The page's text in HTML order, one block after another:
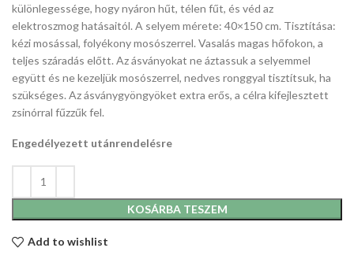
különlegessége, hogy nyáron hűt, télen fűt, és véd az
elektroszmog hatásaitól. A selyem mérete: 40×150 cm. Tisztítása:
kézi mosással, folyékony mosószerrel. Vasalás magas hőfokon, a
teljes száradás előtt. Az ásványokat ne áztassuk a selyemmel
együtt és ne kezeljük mosószerrel, nedves ronggyal tisztítsuk, ha
szükséges. Az ásványgyöngyöket extra erős, a célra kifejlesztett
zsinórral fűzzűk fel.
Engedélyezett utánrendelésre
KOSÁRBA TESZEM
Add to wishlist